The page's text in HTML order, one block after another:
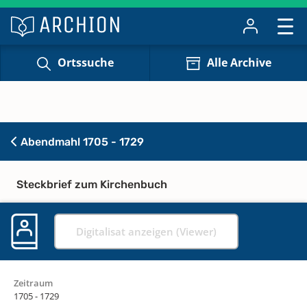
Ortssuche Alle Archive
Abendmahl 1705 - 1729
Steckbrief zum Kirchenbuch
Digitalisat anzeigen (Viewer)
Zeitraum
1705 - 1729